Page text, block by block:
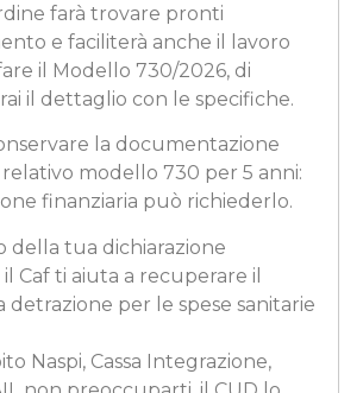
farà trovare pronti
e faciliterà anche il lavoro
il Modello 730/2026, di
il dettaglio con le specifiche.
la documentazione
modello 730 per 5 anni:
finanziaria può richiederlo.
della tua dichiarazione
Caf ti aiuta a recuperare il
detrazione per le spese sanitarie
Naspi, Cassa Integrazione,